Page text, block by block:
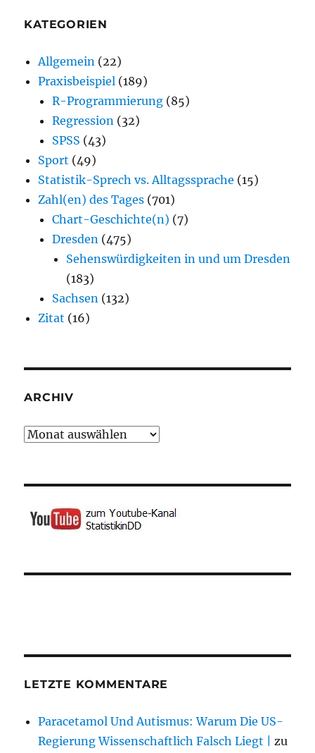
KATEGORIEN
Allgemein (22)
Praxisbeispiel (189)
R-Programmierung (85)
Regression (32)
SPSS (43)
Sport (49)
Statistik-Sprech vs. Alltagssprache (15)
Zahl(en) des Tages (701)
Chart-Geschichte(n) (7)
Dresden (475)
Sehenswürdigkeiten in und um Dresden
(183)
Sachsen (132)
Zitat (16)
ARCHIV
Archiv
LETZTE KOMMENTARE
Paracetamol Und Autismus: Warum Die US-
Regierung Wissenschaftlich Falsch Liegt |
zu